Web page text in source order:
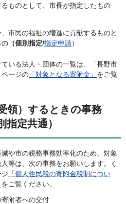
ものとして、市長が指定したもの
市民の福祉の増進に貢献するものと
の （個別指定/指定申請）
いる法人・団体の一覧は、「長野市
ージの 「対象となる寄附金」 をご覧
受領）するときの事務
指定共通）
や市の税務事務効率化のため、対象
等は、次の事務をお願いします。く
「個人住民税の寄附金税制につい
をご覧ください。
寄附者への交付